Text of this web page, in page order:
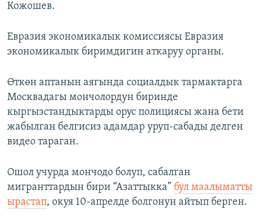
Кожошев.
Евразия экономикалык комиссиясы Евразия
экономикалык биримдигин аткаруу органы.
Өткөн аптанын аягында социалдык тармактарга
Москвадагы мончолордун биринде
кыргызстандыктарды орус полициясы жана бети
жабылган белгисиз адамдар уруп-сабады делген
видео тараган.
Ошол учурда мончодо болуп, сабалган
мигранттардын бири “Азаттыкка” бул маалыматты
ырастап, окуя 10-апрелде болгонун айтып берген.